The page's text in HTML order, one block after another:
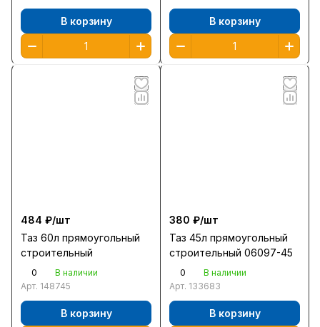
В корзину В корзину
484 ₽/шт
Таз 60л прямоугольный
строительный
0
В наличии
Арт. 148745
В корзину
380 ₽/шт
Таз 45л прямоугольный
строительный 06097-45
0
В наличии
Арт. 133683
В корзину